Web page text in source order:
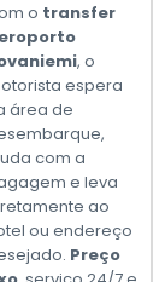
o transfer
, o
espera
área de
com a
e leva
ao
ou endereço
Preço